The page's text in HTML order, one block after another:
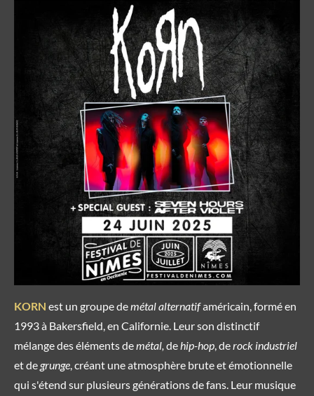
KORN est un groupe demétal alternatifaméricain, formé en
1993 à Bakersfield, en Californie. Leur son distinctif
mélange des éléments demétal, dehip-hop, derock industriel
et de grunge, créant une atmosphère brute et émotionnelle
qui s'étend sur plusieurs générations de fans. Leur musique